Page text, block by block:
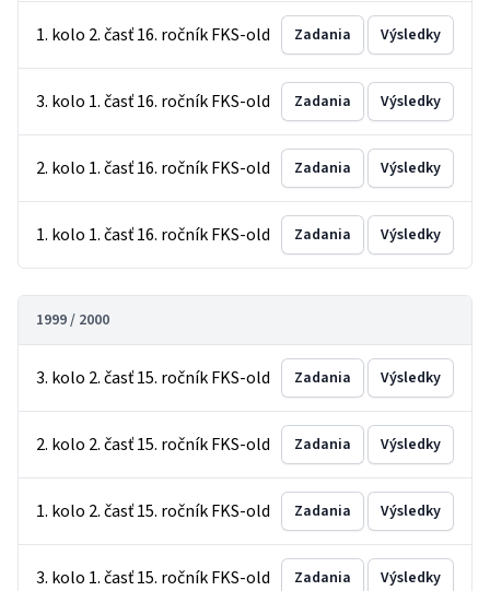
1. kolo 2. časť 16. ročník FKS-old Zadania Výsledky
3. kolo 1. časť 16. ročník FKS-old Zadania Výsledky
2. kolo 1. časť 16. ročník FKS-old Zadania Výsledky
1. kolo 1. časť 16. ročník FKS-old Zadania Výsledky
1999 / 2000
3. kolo 2. časť 15. ročník FKS-old Zadania Výsledky
2. kolo 2. časť 15. ročník FKS-old Zadania Výsledky
1. kolo 2. časť 15. ročník FKS-old Zadania Výsledky
3. kolo 1. časť 15. ročník FKS-old Zadania Výsledky